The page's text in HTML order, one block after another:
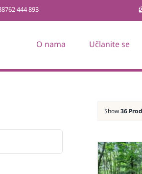
444 893
O nama Učlanite se
Show36